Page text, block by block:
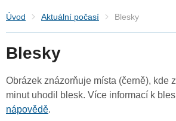
Úvod Aktuální počasí Blesky
Blesky
Obrázek znázorňuje místa (černě), kde
minut uhodil blesk. Více informací k
nápovědě.